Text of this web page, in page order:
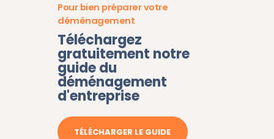
Pour bien préparer votre
déménagement
Téléchargez
gratuitement notre
guide du
déménagement
d'entreprise
TÉLÉCHARGER LE GUIDE